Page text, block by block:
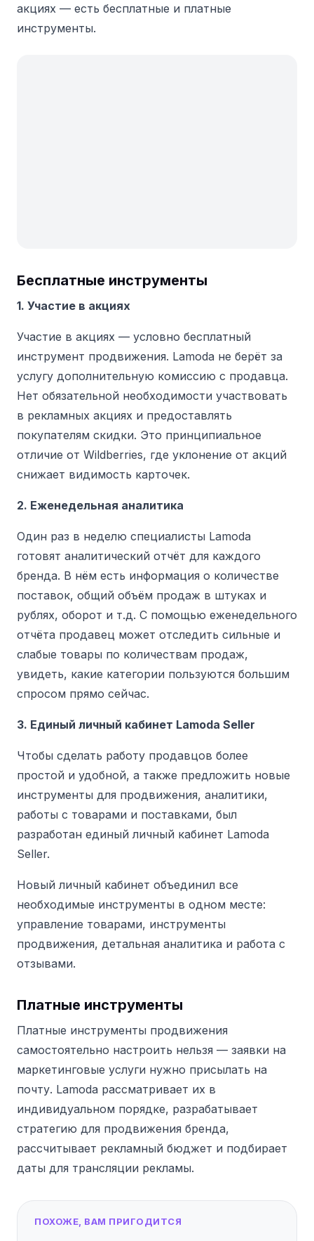
акциях — есть бесплатные и платные
инструменты.
Бесплатные инструменты
1. Участие в акциях
Участие в акциях — условно бесплатный
инструмент продвижения. Lamoda не берёт за
услугу дополнительную комиссию с продавца.
Нет обязательной необходимости участвовать
в рекламных акциях и предоставлять
покупателям скидки. Это принципиальное
отличие от Wildberries, где уклонение от акций
снижает видимость карточек.
2. Еженедельная аналитика
Один раз в неделю специалисты Lamoda
готовят аналитический отчёт для каждого
бренда. В нём есть информация о количестве
поставок, общий объём продаж в штуках и
рублях, оборот и т.д. С помощью еженедельного
отчёта продавец может отследить сильные и
слабые товары по количествам продаж,
увидеть, какие категории пользуются большим
спросом прямо сейчас.
3. Единый личный кабинет Lamoda Seller
Чтобы сделать работу продавцов более
простой и удобной, а также предложить новые
инструменты для продвижения, аналитики,
работы с товарами и поставками, был
разработан единый личный кабинет Lamoda
Seller.
Новый личный кабинет объединил все
необходимые инструменты в одном месте:
управление товарами, инструменты
продвижения, детальная аналитика и работа с
отзывами.
Платные инструменты
Платные инструменты продвижения
самостоятельно настроить нельзя — заявки на
маркетинговые услуги нужно присылать на
почту. Lamoda рассматривает их в
индивидуальном порядке, разрабатывает
стратегию для продвижения бренда,
рассчитывает рекламный бюджет и подбирает
даты для трансляции рекламы.
ПОХОЖЕ, ВАМ ПРИГОДИТСЯ